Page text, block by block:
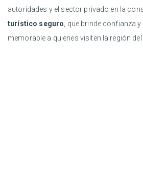
autoridades y el sector privado en la
turístico seguro , que brinde confianza
memorable a quienes visiten la región del